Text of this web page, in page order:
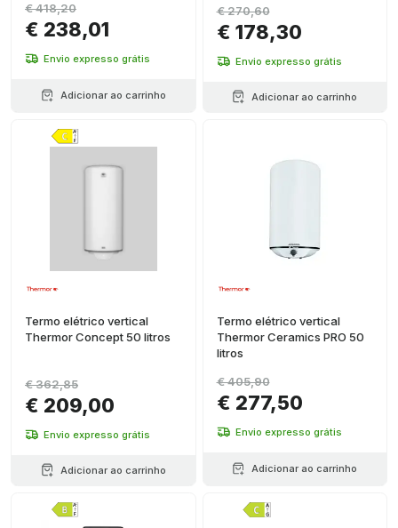
€ 238,01
€ 418,20
Envio expresso grátis
Adicionar ao carrinho
€ 178,30
€ 270,60
Envio expresso grátis
Adicionar ao carrinho
Termo elétrico vertical
Thermor Concept 50 litros
€ 209,00
€ 362,85
Envio expresso grátis
Adicionar ao carrinho
Termo elétrico vertical
Thermor Ceramics PRO 50
litros
€ 277,50
€ 405,90
Envio expresso grátis
Adicionar ao carrinho